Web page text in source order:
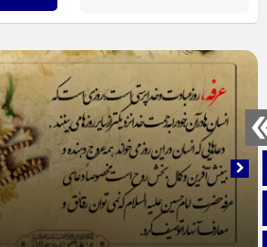
صفحه نخست
تماس با ما